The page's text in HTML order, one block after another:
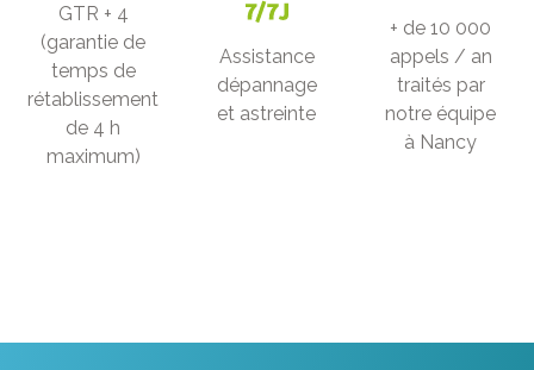
GTR + 4
(garantie de
temps de
rétablissement
de 4 h
maximum)
Assistance
dépannage
et astreinte
+ de 10 000
appels / an
traités par
notre équipe
à Nancy